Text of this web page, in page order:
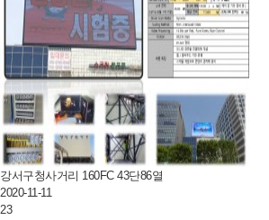
강서구청사거리 160FC 43단86열
2020-11-11
23